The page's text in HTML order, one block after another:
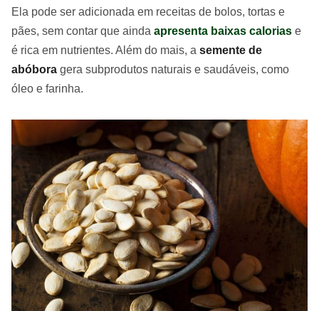
Ela pode ser adicionada em receitas de bolos, tortas e
pães, sem contar que ainda apresenta baixas calorias e
é rica em nutrientes. Além do mais, a semente de
abóbora gera subprodutos naturais e saudáveis, como
óleo e farinha.